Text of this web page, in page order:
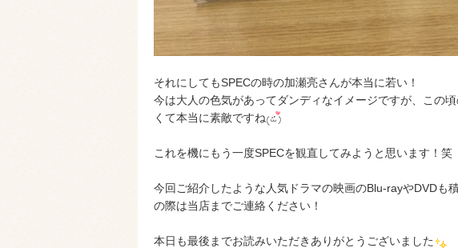
それにしてもSPECの時の加瀬亮さんが本当に若い！
今は大人の色気があってダンディなイメージですが、この
くて本当に素敵ですね
これを機にもう一度SPECを観直してみようと思います！笑
今回ご紹介したような人気ドラマの映画のBlu-rayやDVDも
の際は当店までご連絡ください！
本日も最後までお読みいただきありがとうございました